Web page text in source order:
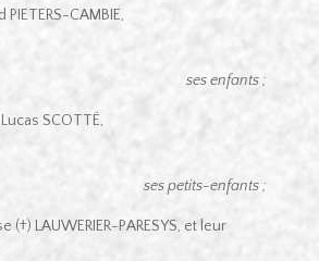
CAMBIE,
ses enfants ;
SCOTTÉ,
ses petits-enfants ;
(†) LAUWERIER-PARESYS, et leur